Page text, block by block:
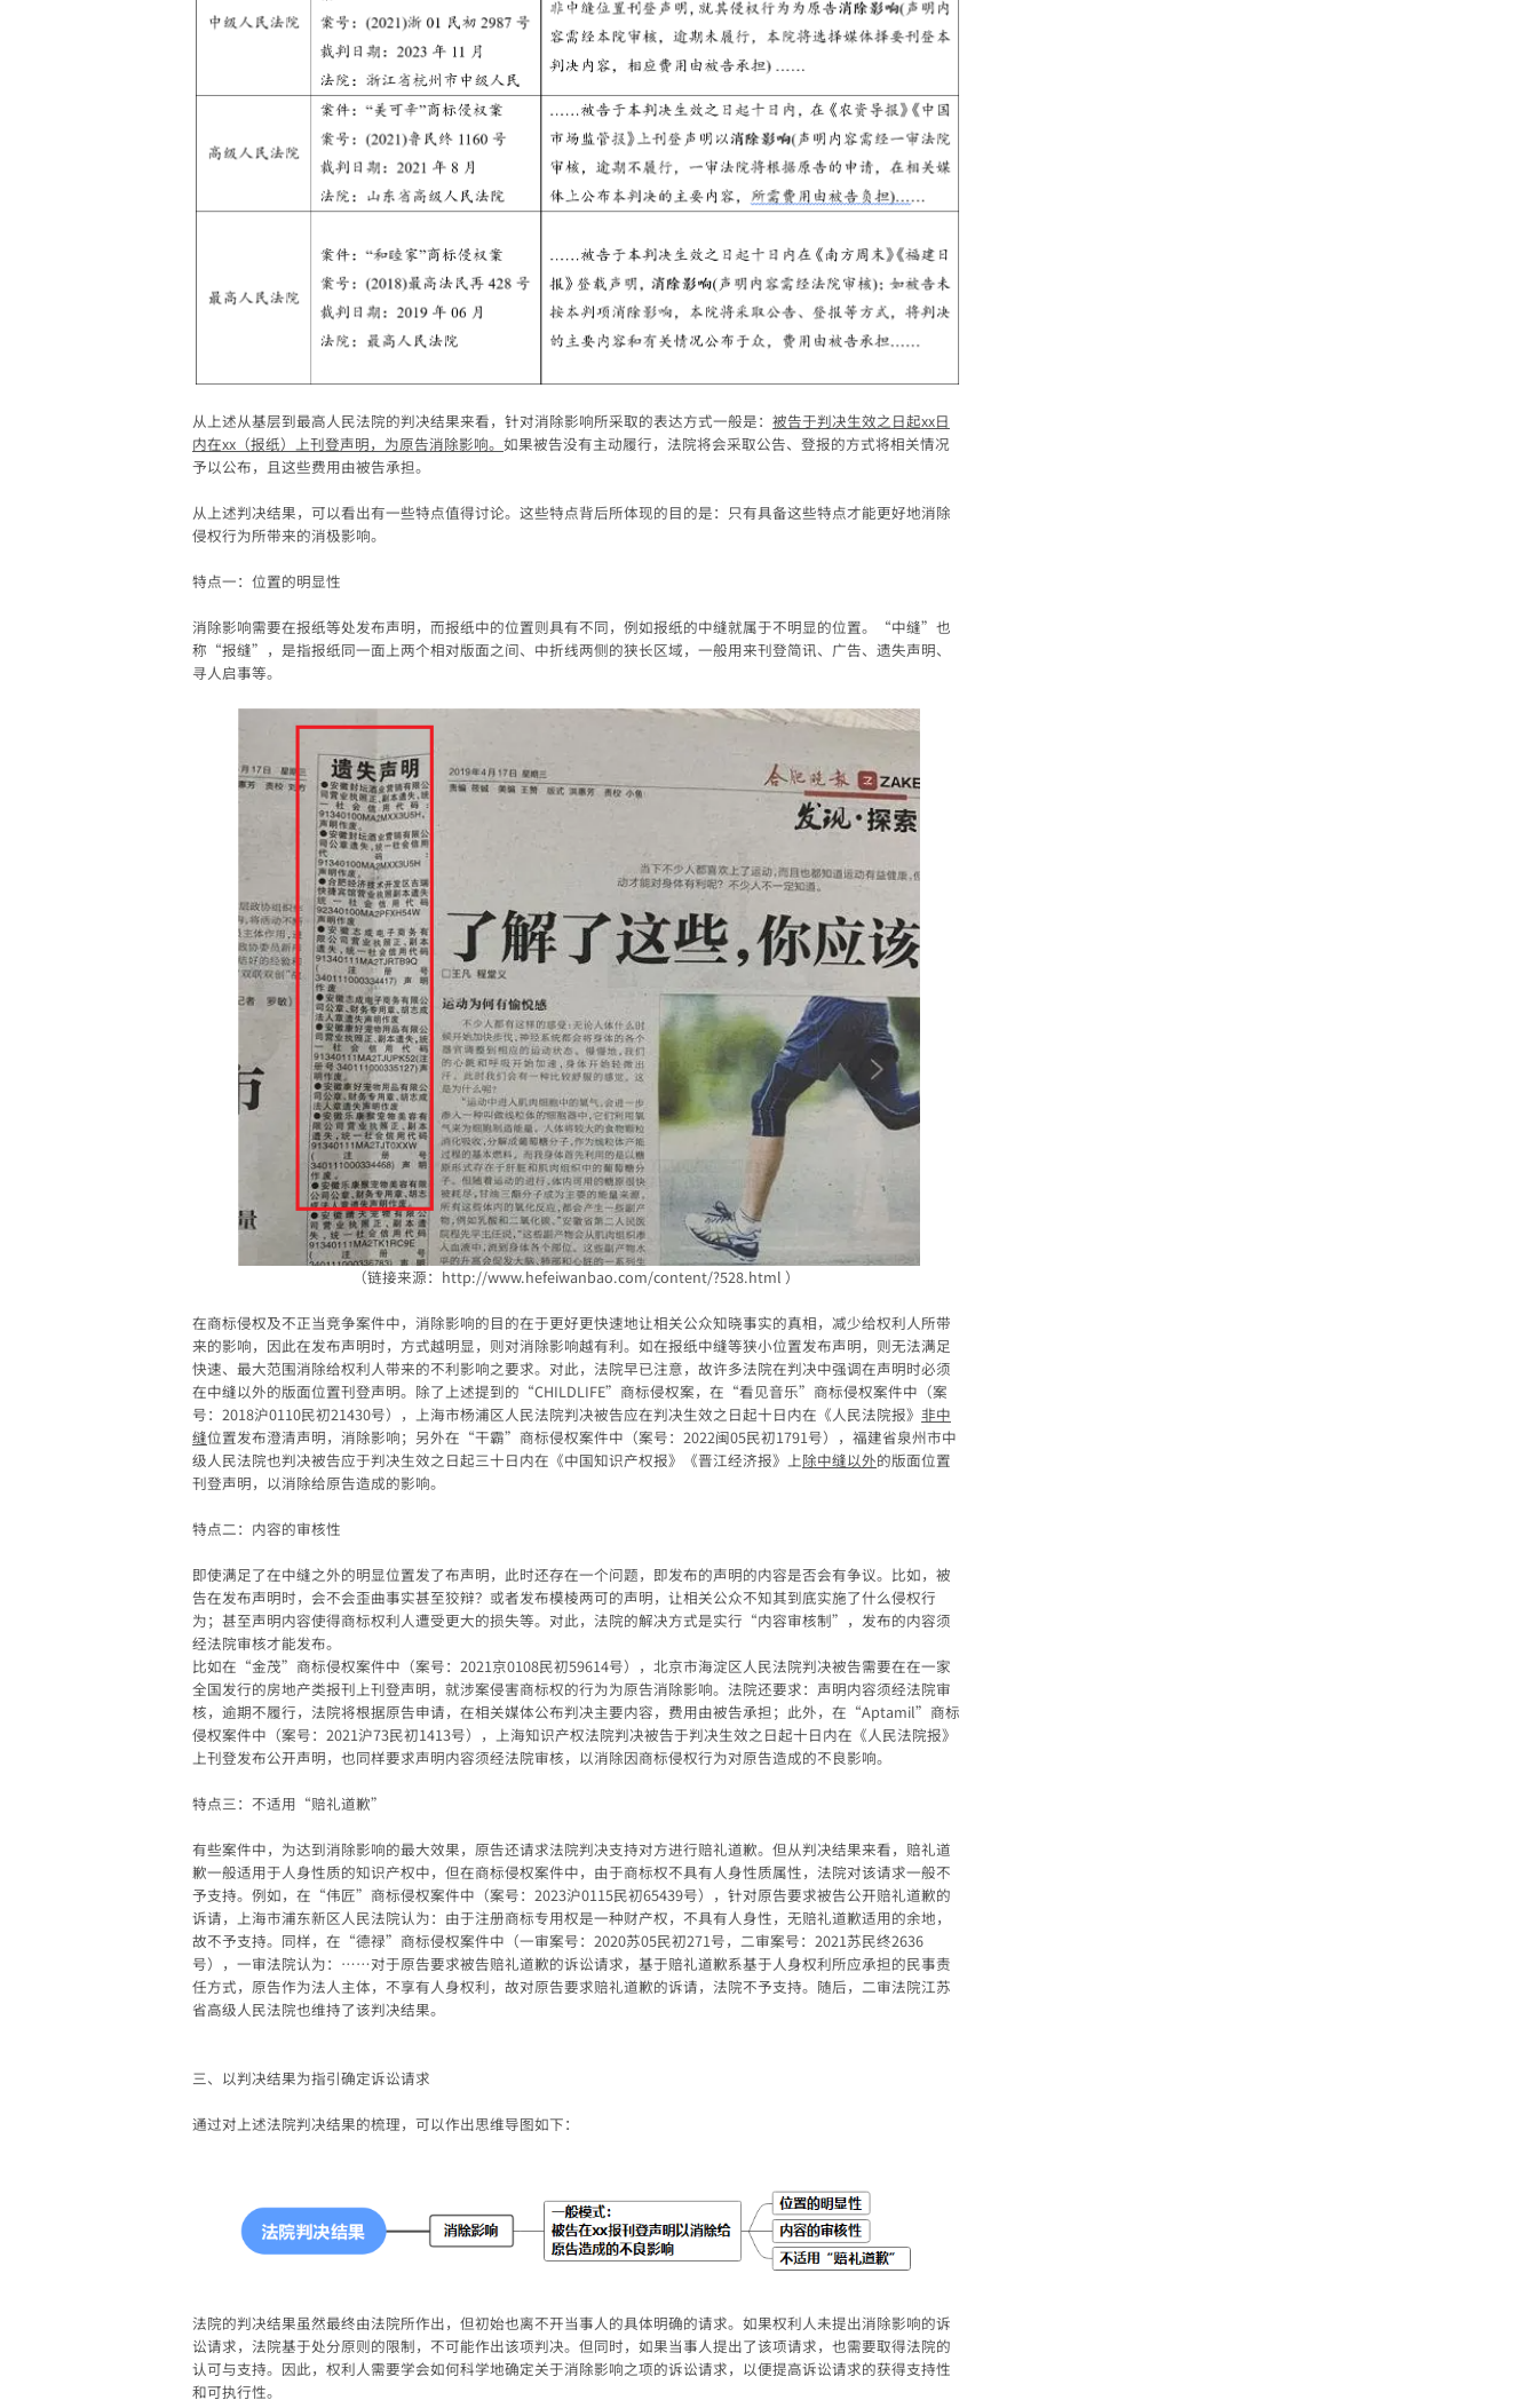
从上述从基层到最高人民法院的判决结果来看，针对消除影响所采取的表达方式一般是： 被告于判决生效之日起xx日
内在xx （报纸）上刊登声明，为原告消除影响。 如果被告没有主动履行，法院将会采取公告、登报的方式将相关情况
予以公布，且这些费用由被告承担。
从上述判决结果，可以看出有一些特点值得讨论。这些特点背后所体现的目的是：只有具备这些特点才能更好地消除
侵权行为所带来的消极影响。
特点一：位置的明显性
消除影响需要在报纸等处发布声明，而报纸中的位置则具有不同，例如报纸的中缝就属于不明显的位置。“中缝”也
称“报缝”，是指报纸同一面上两个相对版面之间、中折线两侧的狭长区域，一般用来刊登简讯、广告、遗失声明、
寻人启事等。
（链接来源： http://www.hefeiwanbao.com/content/?528.html ）
在商标侵权及不正当竞争案件中，消除影响的目的在于更好更快速地让相关公众知晓事实的真相，减少给权利人所带
来的影响，因此在发布声明时，方式越明显，则对消除影响越有利。如在报纸中缝等狭小位置发布声明，则无法满足
快速、最大范围消除给权利人带来的不利影响之要求。对此，法院早已注意，故许多法院在判决中强调在声明时必须
在中缝以外的版面位置刊登声明。除了上述提到的“CHILDLIFE”商标侵权案，在“看见音乐”商标侵权案件中（案
号：2018沪0110民初21430号），上海市杨浦区人民法院判决被告应在判决生效之日起十日内在《人民法院报》 非中
缝位置发布澄清声明，消除影响；另外在“干霸”商标侵权案件中（案号：2022闽05民初1791号），福建省泉州市中
级人民法院也判决被告应于判决生效之日起三十日内在《中国知识产权报》《晋江经济报》上除中缝以外的版面位置
刊登声明，以消除给原告造成的影响。
特点二：内容的审核性
即使满足了在中缝之外的明显位置发了布声明，此时还存在一个问题，即发布的声明的内容是否会有争议。比如，被
告在发布声明时，会不会歪曲事实甚至狡辩？或者发布模棱两可的声明，让相关公众不知其到底实施了什么侵权行
为；甚至声明内容使得商标权利人遭受更大的损失等。对此，法院的解决方式是实行“内容审核制”，发布的内容须
经法院审核才能发布。
比如在“金茂”商标侵权案件中（案号：2021京0108民初59614号），北京市海淀区人民法院判决被告需要在在一家
全国发行的房地产类报刊上刊登声明，就涉案侵害商标权的行为为原告消除影响。法院还要求：声明内容须经法院审
核，逾期不履行，法院将根据原告申请，在相关媒体公布判决主要内容，费用由被告承担；此外，在“Aptamil”商标
侵权案件中（案号：2021沪73民初1413号），上海知识产权法院判决被告于判决生效之日起十日内在《人民法院报》
上刊登发布公开声明，也同样要求声明内容须经法院审核，以消除因商标侵权行为对原告造成的不良影响。
特点三：不适用 “赔礼道歉”
有些案件中，为达到消除影响的最大效果，原告还请求法院判决支持对方进行赔礼道歉。但从判决结果来看，赔礼道
歉一般适用于人身性质的知识产权中，但在商标侵权案件中，由于商标权不具有人身性质属性，法院对该请求一般不
予支持。例如，在“伟匠”商标侵权案件中（案号：2023沪0115民初65439号），针对原告要求被告公开赔礼道歉的
诉请，上海市浦东新区人民法院认为：由于注册商标专用权是一种财产权，不具有人身性，无赔礼道歉适用的余地，
故不予支持。同样，在“德禄”商标侵权案件中（一审案号：2020苏05民初271号，二审案号：2021苏民终2636
号），一审法院认为：……对于原告要求被告赔礼道歉的诉讼请求，基于赔礼道歉系基于人身权利所应承担的民事责
任方式，原告作为法人主体，不享有人身权利，故对原告要求赔礼道歉的诉请，法院不予支持。随后，二审法院江苏
省高级人民法院也维持了该判决结果。
三、以判决结果为指引确定诉讼请求
通过对上述法院判决结果的梳理，可以作出思维导图如下：
法院的判决结果虽然最终由法院所作出，但初始也离不开当事人的具体明确的请求。如果权利人未提出消除影响的诉
讼请求，法院基于处分原则的限制，不可能作出该项判决。但同时，如果当事人提出了该项请求，也需要取得法院的
认可与支持。因此，权利人需要学会如何科学地确定关于消除影响之项的诉讼请求，以便提高诉讼请求的获得支持性
和可执行性。